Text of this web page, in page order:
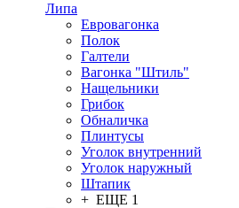
Липа
Евровагонка
Полок
Галтели
Вагонка "Штиль"
Нащельники
Грибок
Обналичка
Плинтусы
Уголок внутренний
Уголок наружный
Штапик
+ ЕЩЕ 1